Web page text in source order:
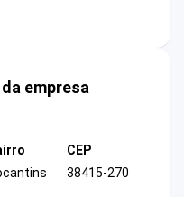
empresa
CEP
38415-270